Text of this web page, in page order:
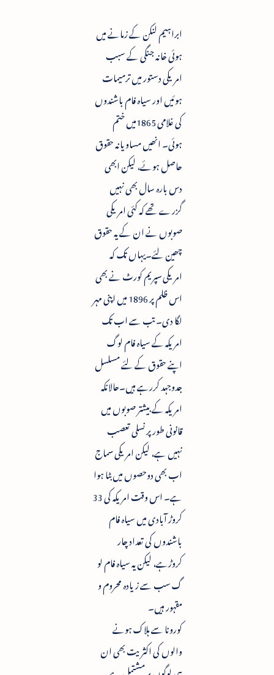
ابراہیم لنکن کے زمانے میں
ہوئی خانہ جنگی کے سبب
امریکی دستور میں ترمیمات
ہوئیں اور سیاہ فام باشندوں
کی غلامی 1865میں ختم
ہوئی۔ انھیں مساویانہ حقوق
حاصل ہوئے، لیکن ابھی
دس بارہ سال بھی نہیں
گزرے تھے کہ کئی امریکی
صوبوں نے ان کے یہ حقوق
چھین لئے۔یہاں تک کہ
امریکی سپریم کورٹ نے بھی
اس ظلم پر 1896 میں اپنی مہر
لگا دی۔ تب سے اب تک
امریکہ کے سیاہ فام لوگ
اپنے حقوق کے لئے مسلسل
جدوجہد کررہے ہیں۔حالانکہ
امریکہ کے بیشتر صوبوں میں
قانونی طور پر نسلی تعصب
نہیں ہے، لیکن امریکی سماج
اب بھی دوحصوں میں بٹا ہوا
ہے۔ اس وقت امریکہ کی 33
کروڑ آبادی میں سیاہ فام
باشندوں کی تعداد چار
کروڑہے، لیکن یہ سیاہ فام لو
گ سب سے زیادہ محروم و
مقہور ہیں۔
کورونا سے ہلاک ہونے
والوں کی اکثریت بھی ان